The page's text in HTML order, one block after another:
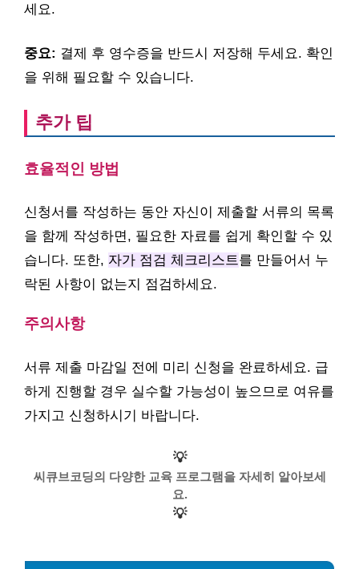
세요.
중요: 결제 후 영수증을 반드시 저장해 두세요. 확인
을 위해 필요할 수 있습니다.
추가 팁
효율적인 방법
신청서를 작성하는 동안 자신이 제출할 서류의 목록
을 함께 작성하면, 필요한 자료를 쉽게 확인할 수 있
습니다. 또한, 자가 점검 체크리스트를 만들어서 누
락된 사항이 없는지 점검하세요.
주의사항
서류 제출 마감일 전에 미리 신청을 완료하세요. 급
하게 진행할 경우 실수할 가능성이 높으므로 여유를
가지고 신청하시기 바랍니다.
💡
씨큐브코딩의 다양한 교육 프로그램을 자세히 알아보세
요.
💡